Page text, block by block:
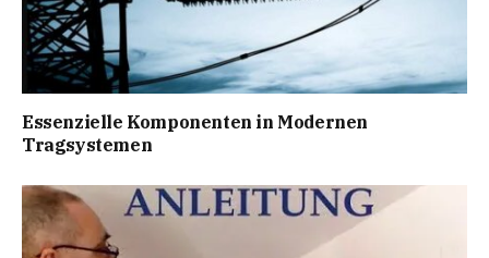
Essenzielle Komponenten in Modernen
Tragsystemen